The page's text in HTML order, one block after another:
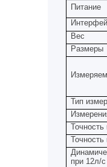
Питание
Вес
Размеры
Тип
Точность
при 12л/с